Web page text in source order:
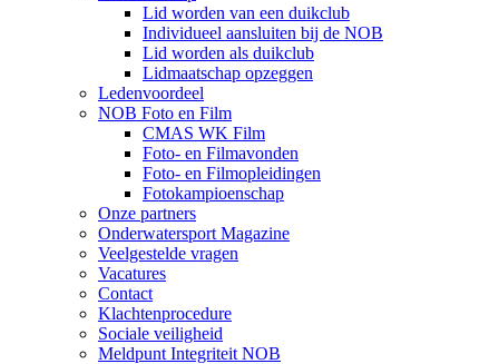
Lid worden van een duikclub
Individueel aansluiten bij de NOB
Lid worden als duikclub
Lidmaatschap opzeggen
Ledenvoordeel
NOB Foto en Film
CMAS WK Film
Foto- en Filmavonden
Foto- en Filmopleidingen
Fotokampioenschap
Onze partners
Onderwatersport Magazine
Veelgestelde vragen
Vacatures
Contact
Klachtenprocedure
Sociale veiligheid
Meldpunt Integriteit NOB